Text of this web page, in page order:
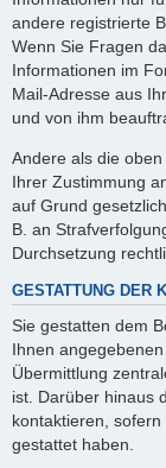
andere registrierte
Wenn Sie Fragen
Informationen im
Mail-Adresse aus
und von ihm
Andere als die
Ihrer Zustimmung
auf Grund
B. an
Durchsetzung
GESTATTUNG DER
Sie gestatten dem
Ihnen
Übermittlung
ist. Darüber hinaus
kontaktieren,
gestattet haben.